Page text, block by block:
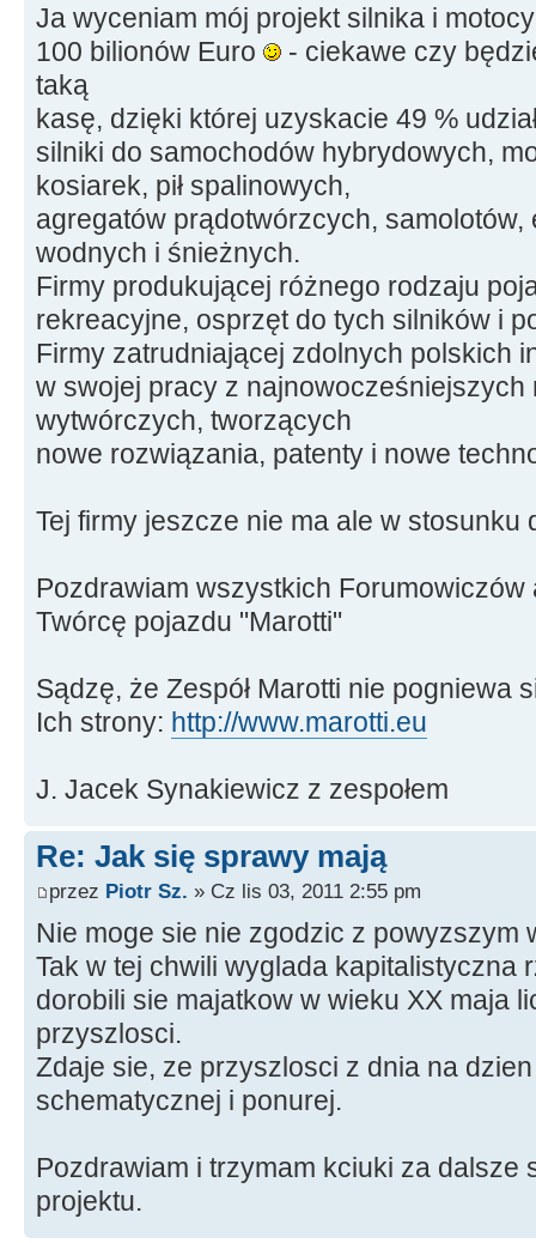
Ja wyceniam mój projekt silnika i
100 bilionów Euro
- ciekawe czy
taką
kasę, dzięki której uzyskacie 49 %
silniki do samochodów hybrydowych,
kosiarek, pił spalinowych,
agregatów prądotwórzcych,
wodnych i śnieżnych.
Firmy produkującej różnego rodzaju
rekreacyjne, osprzęt do tych silników i
Firmy zatrudniającej zdolnych polskich
w swojej pracy z
wytwórczych, tworzących
nowe rozwiązania, patenty i nowe
Tej firmy jeszcze nie ma ale w stosunku
Pozdrawiam wszystkich
Twórcę pojazdu "Marotti"
Sądzę, że Zespół Marotti nie pogniewa
Ich strony: http://www.marotti.eu
J. Jacek Synakiewicz z zespołem
Re: Jak się sprawy mają
przez Piotr Sz. » Cz lis 03, 2011 2:55 pm
Nie moge sie nie zgodzic z powyzszym
Tak w tej chwili wyglada kapitalistyczna
dorobili sie majatkow w wieku XX maja
przyszlosci.
Zdaje sie, ze przyszlosci z dnia na
schematycznej i ponurej.
Pozdrawiam i trzymam kciuki za dalsze
projektu.